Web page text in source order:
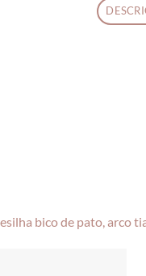
bico de pato, arco